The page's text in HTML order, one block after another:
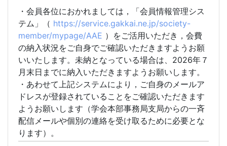
・会員各位におかれましては，「会員情報管理シス
テム」（ https://service.gakkai.ne.jp/society-
member/mypage/AAE ）をご活用いただき，会費
の納入状況をご自身でご確認いただきますようお願
いいたします。未納となっている場合は、2026年７
月末日までに納入いただきますようお願いします。
・あわせて上記システムにより，ご自身のメールア
ドレスが登録されていることをご確認いただきます
ようお願いします（学会本部事務局支局からの一斉
配信メールや個別の連絡を受け取るために必要とな
ります）。